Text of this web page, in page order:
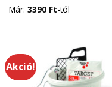
Már: 3390 Ft-tól
Akció!